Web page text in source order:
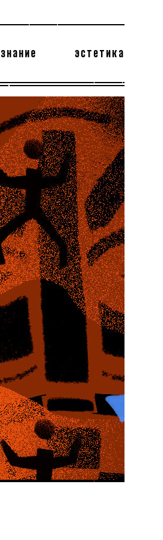
эстетика
теодор глаголев